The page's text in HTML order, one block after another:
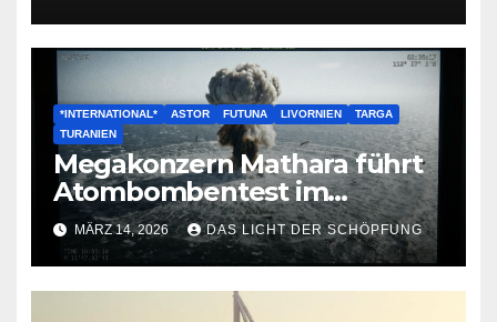
*INTERNATIONAL* ASTOR FUTUNA LIVORNIEN
TARGA
TURANIEN
Megakonzern Mathara führt
Atombombentest im
Nordanik durch
MÄRZ 14, 2026 DAS LICHT DER SCHÖPFUNG